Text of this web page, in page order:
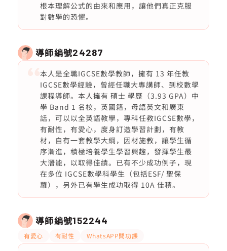
根本理解公式的由來和應用，讓他們真正克服
對數學的恐懼。
導師編號24287
本人是全職IGCSE數學教師，擁有 13 年任教
IGCSE數學經驗，曾經任職大專講師、到校數學
課程導師。本人擁有 碩士 學歷（3.93 GPA）中
學 Band 1 名校，英國籍，母語英文和廣東
話，可以以全英語教學，專科任教IGCSE數學，
有耐性，有愛心，度身訂造學習計劃，有教
材，自有一套教學大綱，因材施教，讓學生循
序漸進，積極培養學生學習興趣，發揮學生最
大潛能，以取得佳績。已有不少成功例子，現
在多位 IGCSE數學科學生（包括ESF/ 聖保
羅），另外已有學生成功取得 10A 佳積。
導師編號152244
有愛心 有耐性 WhatsAPP問功課